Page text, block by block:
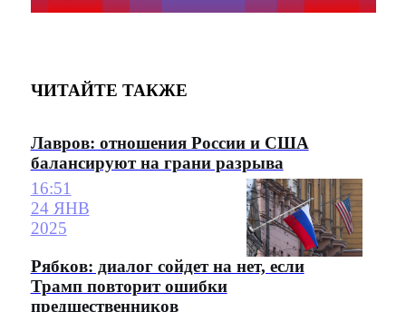
ЧИТАЙТЕ ТАКЖЕ
Лавров: отношения России и США
балансируют на грани разрыва
16:51
24 ЯНВ
2025
Рябков: диалог сойдет на нет, если
Трамп повторит ошибки
предшественников